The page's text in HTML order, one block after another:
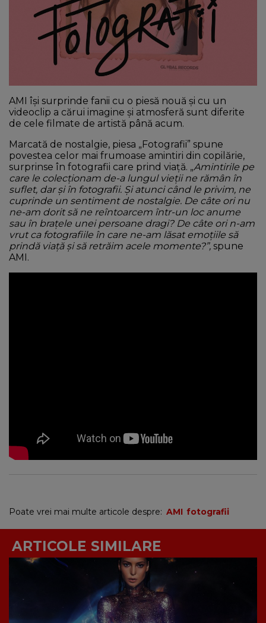
AMI își surprinde fanii cu o piesă nouă și cu un
videoclip a cărui imagine și atmosferă sunt diferite
de cele filmate de artistă până acum.
Marcată de nostalgie, piesa „Fotografii” spune
povestea celor mai frumoase amintiri din copilărie,
surprinse în fotografii care prind viață. „Amintirile pe
care le colecționam de-a lungul vieții ne rămân în
suflet, dar și în fotografii. Și atunci când le privim, ne
cuprinde un sentiment de nostalgie. De câte ori nu
ne-am dorit să ne reîntoarcem într-un loc anume
sau în brațele unei persoane dragi? De câte ori n-am
vrut ca fotografiile în care ne-am lăsat emoțiile să
prindă viață și să retrăim acele momente?”, spune
AMI.
Poate vrei mai multe articole despre: AMI fotografii
ARTICOLE SIMILARE